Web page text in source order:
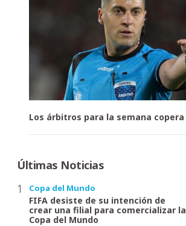
Los árbitros para la semana copera
Últimas Noticias
Copa del Mundo
FIFA desiste de su intención de
crear una filial para comercializar la
Copa del Mundo